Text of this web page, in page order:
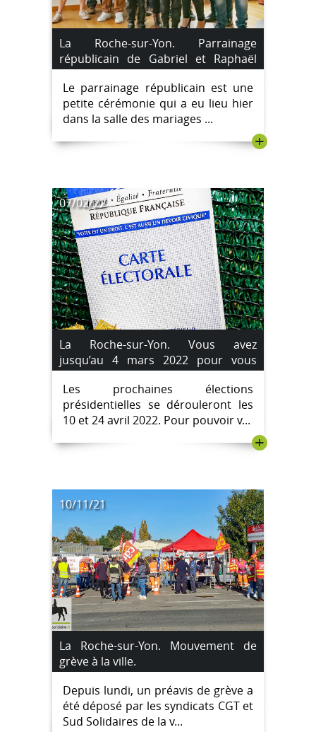
La Roche-sur-Yon. Parrainage
républicain de Gabriel et Raphaël
Saroyan.
Le parrainage républicain est une
petite cérémonie qui a eu lieu hier
dans la salle des mariages ...
+
07/02/22
La Roche-sur-Yon. Vous avez
jusqu’au 4 mars 2022 pour vous
inscrire sur les listes électorales.
Les prochaines élections
présidentielles se dérouleront les
10 et 24 avril 2022. Pour pouvoir v...
+
10/11/21
La Roche-sur-Yon. Mouvement de
grève à la ville.
Depuis lundi, un préavis de grève a
été déposé par les syndicats CGT et
Sud Solidaires de la v...